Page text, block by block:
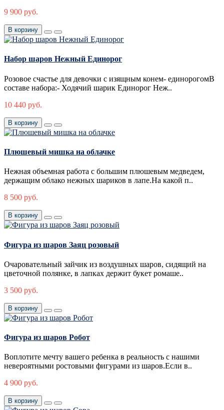
9 900 руб.
В корзину
Набор шаров Нежный Единорог
Розовое счастье для девочки с изящным конем- единорогомВ
составе набора:- Ходячий шарик Единорог Неж..
10 440 руб.
В корзину
Плюшевый мишка на облачке
Нежная объемная работа с большим плюшевым медведем,
держащим облако нежных шариков в лапе.На какой п..
8 500 руб.
В корзину
Фигура из шаров Заяц розовый
Очаровательный зайчик из воздушных шаров, сидящий на
цветочной полянке, в лапках держит букет ромаше..
3 500 руб.
В корзину
Фигура из шаров Робот
Воплотите мечту вашего ребенка в реальность с нашими
невероятными ростовыми фигурами из шаров.Если в..
4 900 руб.
В корзину